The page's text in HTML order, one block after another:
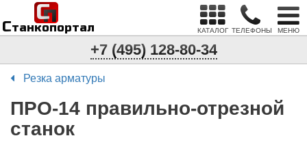
Станкопортал
п
С
КАТАЛОГ ТЕЛЕФОНЫ МЕНЮ
+7 (495) 128-80-34
Резка арматуры
ПРО-14 правильно-отрезной
станок